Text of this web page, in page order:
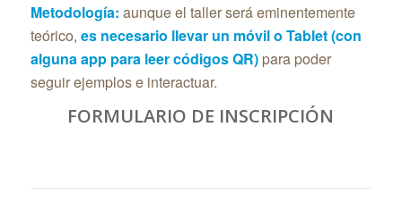
Metodología: aunque el taller será eminentemente
teórico, es necesario llevar un móvil o Tablet (con
alguna app para leer códigos QR)para poder
seguir ejemplos e interactuar.
FORMULARIO DE INSCRIPCIÓN